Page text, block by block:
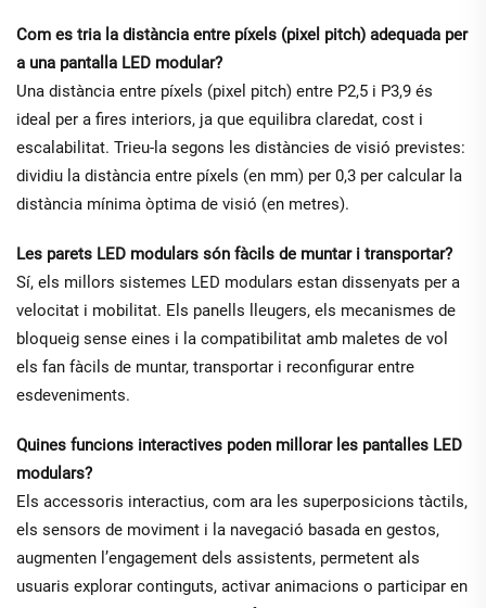
Com es tria la distància entre píxels (pixel pitch) adequada per
a una pantalla LED modular?
Una distància entre píxels (pixel pitch) entre P2,5 i P3,9 és
ideal per a fires interiors, ja que equilibra claredat, cost i
escalabilitat. Trieu-la segons les distàncies de visió previstes:
dividiu la distància entre píxels (en mm) per 0,3 per calcular la
distància mínima òptima de visió (en metres).
Les parets LED modulars són fàcils de muntar i transportar?
Sí, els millors sistemes LED modulars estan dissenyats per a
velocitat i mobilitat. Els panells lleugers, els mecanismes de
bloqueig sense eines i la compatibilitat amb maletes de vol
els fan fàcils de muntar, transportar i reconfigurar entre
esdeveniments.
Quines funcions interactives poden millorar les pantalles LED
modulars?
Els accessoris interactius, com ara les superposicions tàctils,
els sensors de moviment i la navegació basada en gestos,
augmenten l’engagement dels assistents, permetent als
usuaris explorar continguts, activar animacions o participar en